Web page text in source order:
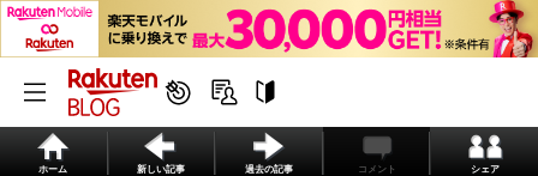
ホーム 新しい記事 過去の記事 コメント シェア